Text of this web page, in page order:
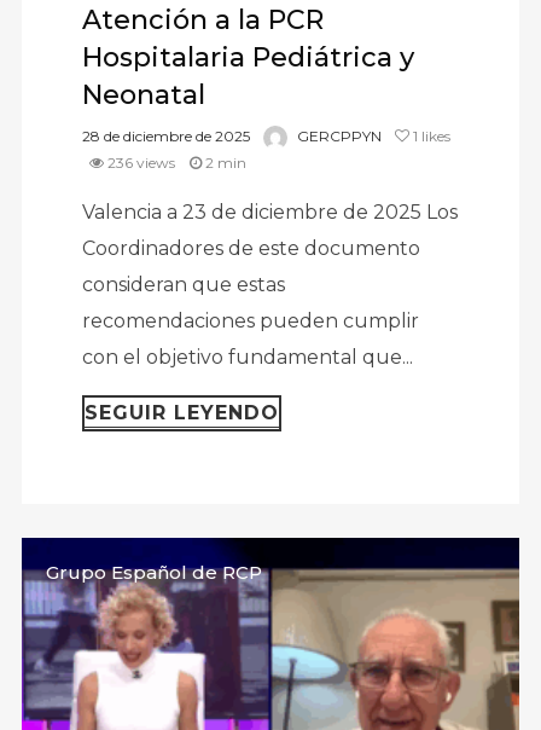
Atención a la PCR
Hospitalaria Pediátrica y
Neonatal
28 de diciembre de 2025 GERCPPYN 1 likes
236 views
2 min
Valencia a 23 de diciembre de 2025 Los
Coordinadores de este documento
consideran que estas
recomendaciones pueden cumplir
con el objetivo fundamental que...
SEGUIR LEYENDO
Grupo Español de RCP